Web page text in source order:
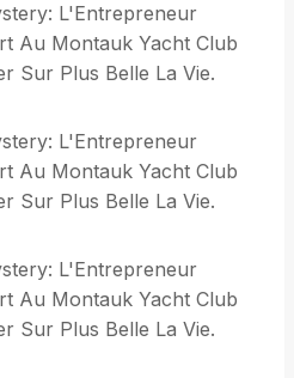
L'Entrepreneur
Au Montauk Yacht Club
Sur Plus Belle La Vie.
L'Entrepreneur
Au Montauk Yacht Club
Sur Plus Belle La Vie.
L'Entrepreneur
Au Montauk Yacht Club
Sur Plus Belle La Vie.